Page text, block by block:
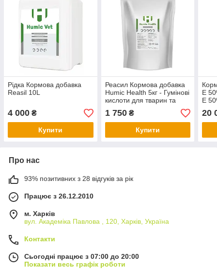
Рідка Кормова добавка
Reasil 10L
4 000 ₴
Купити
Реасил Кормова добавка
Humic Health 5кг - Гумінові
кислоти для тварин та
птиці.
1 750₴
Купити
E
Е
20
Про нас
93% позитивних з 28 відгуків за рік
Працює з 26.12.2010
м. Харків
вул. Академіка Павлова , 120, Харків, Україна
Контакти
Сьогодні працює з 07:00 до 20:00
Показати весь графік роботи